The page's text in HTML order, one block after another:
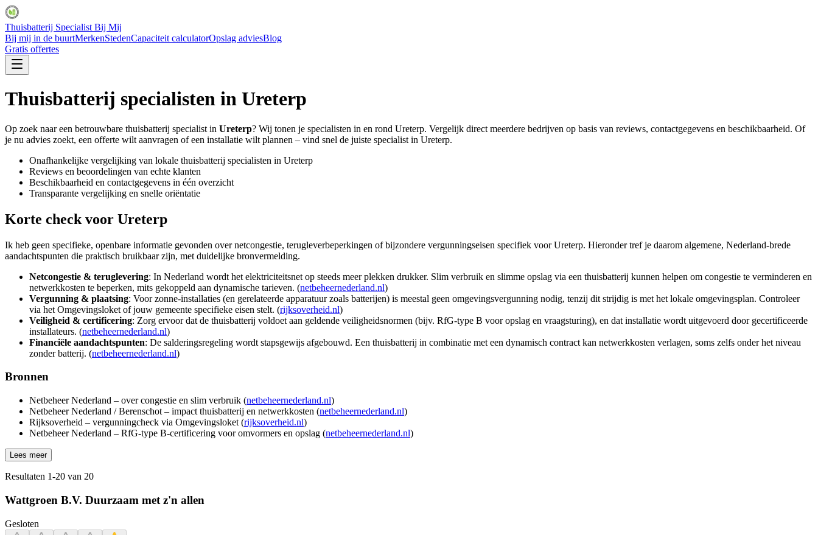
Thuisbatterij Specialist Bij Mij
Bij mij in de buurtMerkenStedenCapaciteit calculatorOpslag adviesBlog
Gratis offertes
Thuisbatterij specialisten in Ureterp
Op zoek naar een betrouwbare thuisbatterij specialist in Ureterp? Wij tonen je specialisten in en rond Ureterp. Vergelijk direct meerdere bedrijven op basis van reviews, contactgegevens en beschikbaarheid. Of
je nu advies zoekt, een offerte wilt aanvragen of een installatie wilt plannen – vind snel de juiste specialist in Ureterp.
Onafhankelijke vergelijking van lokale thuisbatterij specialisten in Ureterp
Reviews en beoordelingen van echte klanten
Beschikbaarheid en contactgegevens in één overzicht
Transparante vergelijking en snelle oriëntatie
Korte check voor Ureterp
Ik heb geen specifieke, openbare informatie gevonden over netcongestie, terugleverbeperkingen of bijzondere vergunningseisen specifiek voor Ureterp. Hieronder tref je daarom algemene, Nederland-brede
aandachtspunten die praktisch bruikbaar zijn, met duidelijke bronvermelding.
Netcongestie & teruglevering: In Nederland wordt het elektriciteitsnet op steeds meer plekken drukker. Slim verbruik en slimme opslag via een thuisbatterij kunnen helpen om congestie te verminderen en
netwerkkosten te beperken, mits gekoppeld aan dynamische tarieven. (netbeheernederland.nl)
Vergunning & plaatsing: Voor zonne-installaties (en gerelateerde apparatuur zoals batterijen) is meestal geen omgevingsvergunning nodig, tenzij dit strijdig is met het lokale omgevingsplan. Controleer
via het Omgevingsloket of jouw gemeente specifieke eisen stelt. (rijksoverheid.nl)
Veiligheid & certificering: Zorg ervoor dat de thuisbatterij voldoet aan geldende veiligheidsnormen (bijv. RfG-type B voor opslag en vraagsturing), en dat installatie wordt uitgevoerd door gecertificeerde
installateurs. (netbeheernederland.nl)
Financiële aandachtspunten: De salderingsregeling wordt stapsgewijs afgebouwd. Een thuisbatterij in combinatie met een dynamisch contract kan netwerkkosten verlagen, soms zelfs onder het niveau
zonder batterij. (netbeheernederland.nl)
Bronnen
Netbeheer Nederland – over congestie en slim verbruik (netbeheernederland.nl)
Netbeheer Nederland / Berenschot – impact thuisbatterij en netwerkkosten (netbeheernederland.nl)
Rijksoverheid – vergunningcheck via Omgevingsloket (rijksoverheid.nl)
Netbeheer Nederland – RfG-type B-certificering voor omvormers en opslag (netbeheernederland.nl)
Lees meer
Resultaten 1-20 van 20
Wattgroen B.V. Duurzaam met z'n allen
Gesloten